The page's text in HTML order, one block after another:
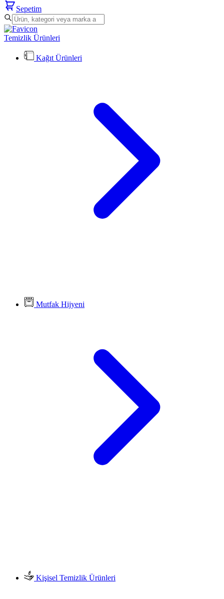
Sepetim
Temizlik Ürünleri
Kağıt Ürünleri
Mutfak Hijyeni
Kişisel Temizlik Ürünleri